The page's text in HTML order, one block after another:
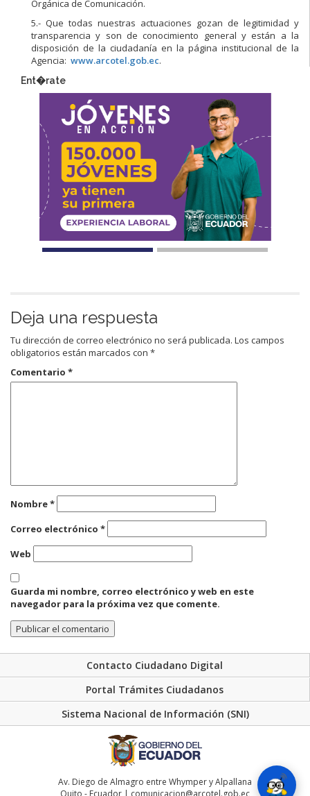
Orgánica de Comunicación.
5.- Que todas nuestras actuaciones gozan de legitimidad y
transparencia y son de conocimiento general y están a la
disposición de la ciudadanía en la página institucional de la
Agencia: www.arcotel.gob.ec.
Ent�rate
Deja una respuesta
Tu dirección de correo electrónico no será publicada. Los campos
obligatorios están marcados con *
Comentario *
Nombre*
Correo electrónico *
Web
Guarda mi nombre, correo electrónico y web en este
navegador para la próxima vez que comente.
Contacto Ciudadano Digital
Portal Trámites Ciudadanos
Sistema Nacional de Información (SNI)
Av. Diego de Almagro entre Whymper y Alpallana
Quito - Ecuador | comunicacion@arcotel.gob.ec